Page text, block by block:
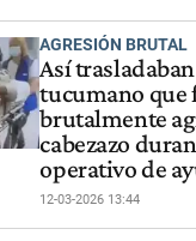
AGRESIÓN BRUTAL
Así
tucumano que
brutalmente
cabezazo
operativo de
12-03-2026 13:44